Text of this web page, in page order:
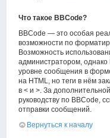
Что такое BBCode?
BBCode — это особая
возможности по
Возможность
администратором,
уровне сообщения в
на HTML, но теги в нём
в < и >. За
руководству по BBCode,
отправки сообщений.
Вернуться к началу